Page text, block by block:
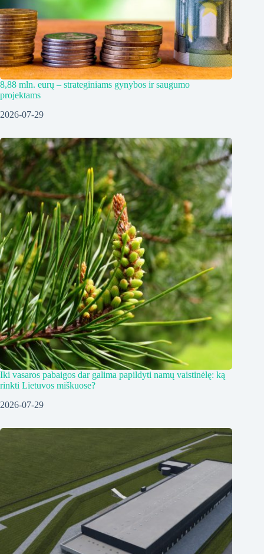
8,88 mln. eurų – strateginiams gynybos ir saugumo
projektams
2026-07-29
Iki vasaros pabaigos dar galima papildyti namų vaistinėlę: ką
rinkti Lietuvos miškuose?
2026-07-29